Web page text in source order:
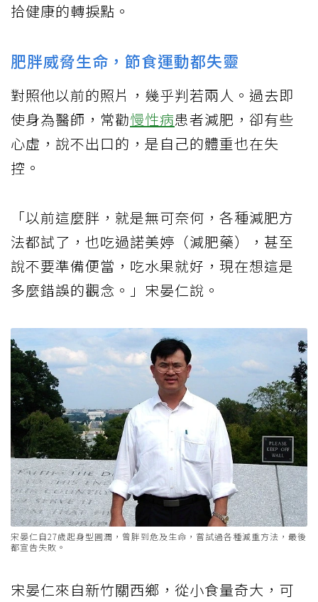
拾健康的轉捩點。
肥胖威脅生命，節食運動都失靈
對照他以前的照片，幾乎判若兩人。過去即
使身為醫師，常勸慢性病患者減肥，卻有些
心虛，說不出口的，是自己的體重也在失
控。
「以前這麼胖，就是無可奈何，各種減肥方
法都試了，也吃過諾美婷（減肥藥），甚至
說不要準備便當，吃水果就好，現在想這是
多麼錯誤的觀念。」宋晏仁說。
宋晏仁自27歲起身型圓潤，曾胖到危及生命，嘗試過各種減重方法，最後
都宣告失敗。
宋晏仁來自新竹關西鄉，從小食量奇大，可